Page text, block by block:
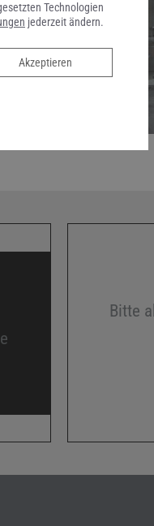
Bitte
Technologien
jederzeit ändern.
Akzeptieren